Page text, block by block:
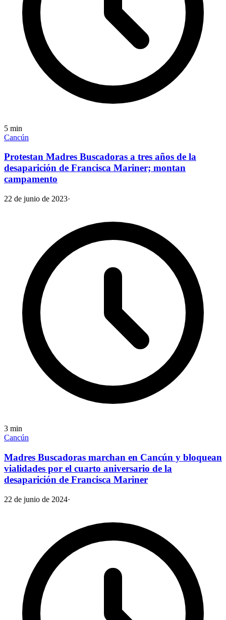
5 min
Cancún
Protestan Madres Buscadoras a tres años de la
desaparición de Francisca Mariner; montan
campamento
22 de junio de 2023·
3 min
Cancún
Madres Buscadoras marchan en Cancún y bloquean
vialidades por el cuarto aniversario de la
desaparición de Francisca Mariner
22 de junio de 2024·